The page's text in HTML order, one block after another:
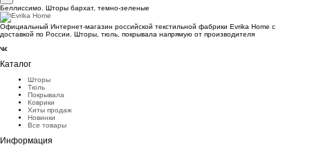
Беллиссимо. Шторы бархат, темно-зеленые
Официальный Интернет-магазин российской текстильной фабрики Evrika Home c
доставкой по России. Шторы, тюль, покрывала напрямую от производителя
Каталог
Шторы
Тюль
Покрывала
Коврики
Хиты продаж
Новинки
Все товары
Информация